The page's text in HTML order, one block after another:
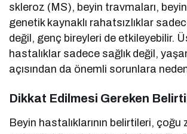
skleroz (MS), beyin travmaları,
genetik kaynaklı rahatsızlıklar
değil, genç bireyleri de etkileyebilir.
hastalıklar sadece sağlık değil,
açısından da önemli sorunlara
Dikkat Edilmesi Gereken
Beyin hastalıklarının belirtileri,